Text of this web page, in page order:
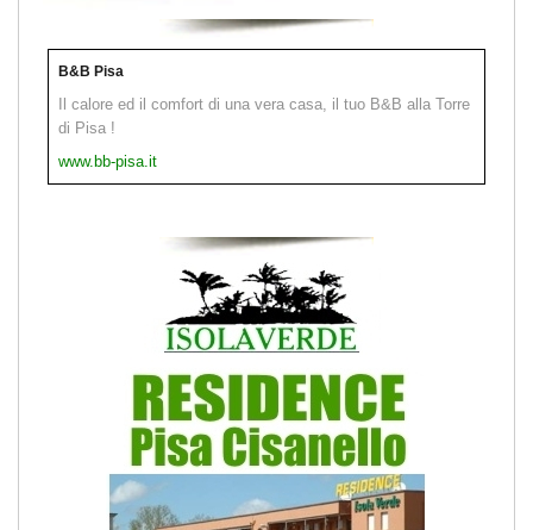
B&B Pisa
Il calore ed il comfort di una vera casa, il tuo B&B alla Torre
di Pisa !
www.bb-pisa.it